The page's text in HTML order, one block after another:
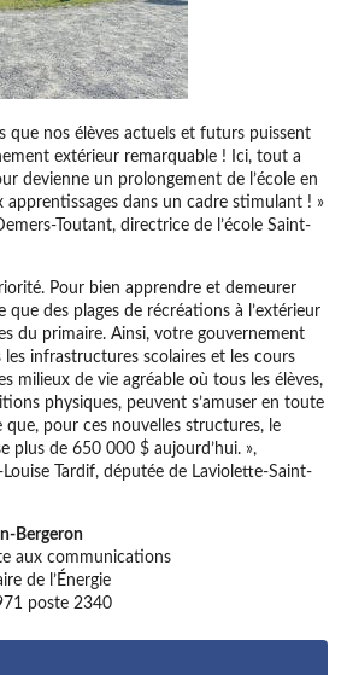
que nos élèves actuels et futurs puissent
extérieur remarquable ! Ici, tout a
devienne un prolongement de l’école en
dans un cadre stimulant ! »
Toutant, directrice de l’école Saint-
Pour bien apprendre et demeurer
des plages de récréations à l’extérieur
du primaire. Ainsi, votre gouvernement
infrastructures scolaires et les cours
milieux de vie agréable où tous les élèves,
physiques, peuvent s’amuser en toute
pour ces nouvelles structures, le
plus de 650 000 $ aujourd’hui. »,
Tardif, députée de Laviolette-Saint-
Bergeron
aux communications
de l’Énergie
poste 2340